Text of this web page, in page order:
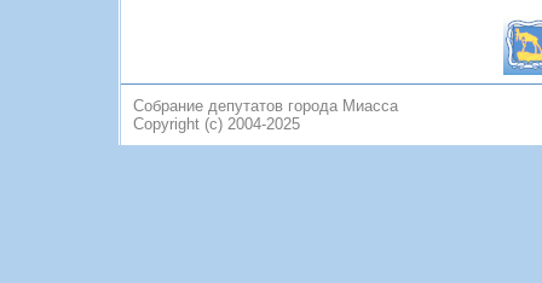
Собрание депутатов города Миасса
Copyright (c) 2004-2025